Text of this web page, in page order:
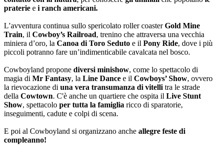
praterie e i ranch americani.
L’avventura continua sullo spericolato roller coasterGold Mine
Train, il Cowboy’s Railroad, trenino che attraversa una vecchia
miniera d’oro, la Canoa di Toro Seduto e il Pony Ride, dove i più
piccoli potranno fare un’indimenticabile cavalcata nel bosco.
Cowboyland propone diversi minishow, come lo spettacolo di
magia di Mr Fantasy, la Line Dance e il Cowboys’ Show, ovvero
la rievocazione di una vera transumanza di vitelli tra le strade
della Cowtown. C'è anche un quartiere che ospita il Live Stunt
Show, spettacolo per tutta la famiglia ricco di sparatorie,
inseguimenti, cadute e colpi di scena.
E poi al Cowboyland si organizzano anche allegre feste di
compleanno!